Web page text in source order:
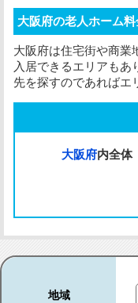
大阪府の老人ホーム
大阪府は住宅街や商業
入居できるエリアも
先を探すのであればエ
大阪府内全体
地域